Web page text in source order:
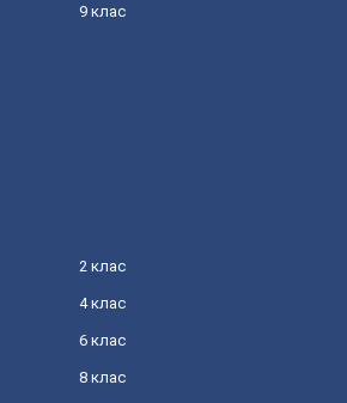
9 клас
2 клас
4 клас
6 клас
8 клас